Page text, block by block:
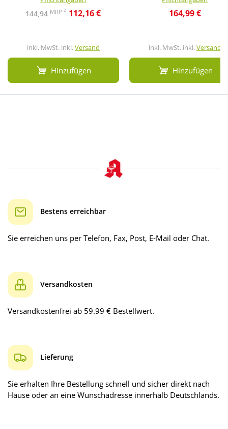
144,94 MRP2 112,16 €
inkl. MwSt. inkl.Versand
Hinzufügen
164,99 €
inkl. MwSt. inkl.Versand
Hinzufügen
Bestens erreichbar
Sie erreichen uns per Telefon, Fax, Post, E-Mail oder Chat.
Versandkosten
Versandkostenfrei ab 59.99 € Bestellwert.
Lieferung
Sie erhalten Ihre Bestellung schnell und sicher direkt nach
Hause oder an eine Wunschadresse innerhalb Deutschlands.